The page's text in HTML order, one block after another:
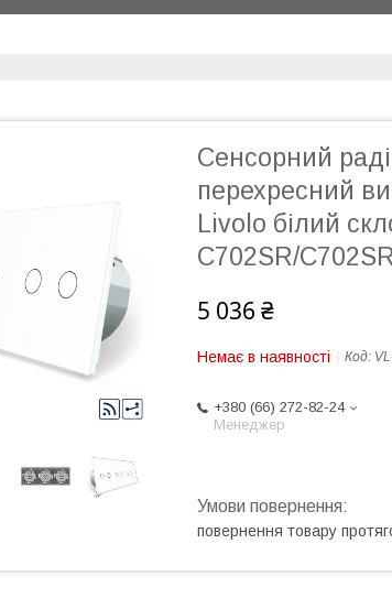
Сенсорний
перехресний
Livolo білий
C702SR/
5 036 ₴
Немає в наявності Код:
+380 (66) 272-82-24
Менеджер
повернення товару